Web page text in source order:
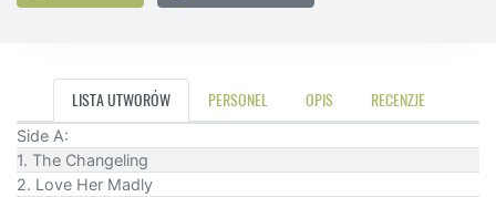
LISTA UTWORÓW PERSONEL OPIS RECENZJE
Side A:
1. The Changeling
2. Love Her Madly